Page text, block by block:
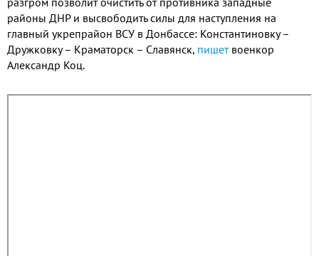
районы ДНР и высвободить силы для наступления на
главный укрепрайон ВСУ в Донбассе: Константиновку –
Дружковку – Краматорск – Славянск, пишетвоенкор
Александр Коц.